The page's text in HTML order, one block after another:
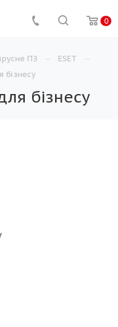
0
ПЗ
ESET
бізнесу
бізнесу